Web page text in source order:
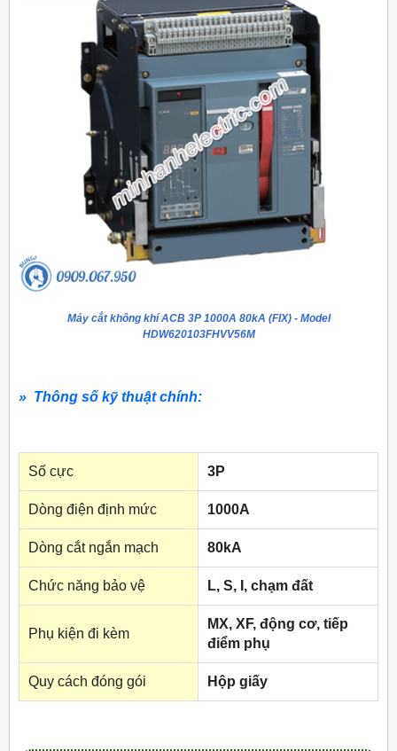
Máy cắt không khí ACB 3P 1000A 80kA (FIX) - Model
HDW620103FHVV56M
» Thông số kỹ thuật chính:
Số cực 3P
Dòng điện định mức 1000A
Dòng cắt ngắn mạch 80kA
Chức năng bảo vệ L, S, I, chạm đất
Phụ kiện đi kèm
MX, XF, động cơ, tiếp
điểm phụ
Quy cách đóng gói Hộp giấy